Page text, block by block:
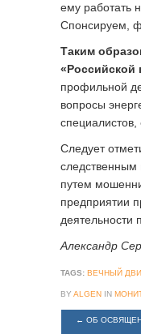
ему работать
Спонсируем,
Таким
«Российской
профильной
вопросы
Следует
следственным
путем
предприятии
деятельности
Александр
TAGS: ВЕЧНЫЙ
BY ALGEN IN
← ОБ